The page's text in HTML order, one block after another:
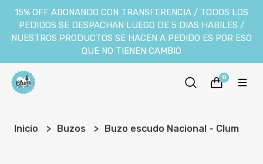
15% OFF ABONANDO CON TRANSFERENCIA / TODOS LOS
PEDIDOS SE DESPACHAN LUEGO DE 5 DIAS HABILES /
NUESTROS PRODUCTOS SE HACEN A PEDIDO ES POR ESO
QUE NO TIENEN CAMBIO
0
Inicio Buzos Buzo escudo Nacional - Clum